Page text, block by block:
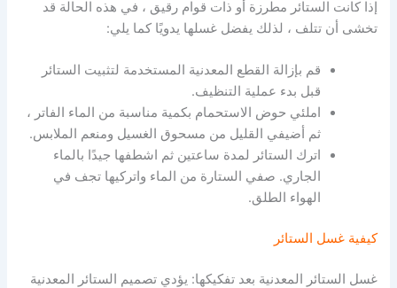
إذا كانت الستائر مطرزة أو ذات قوام رقيق ، في هذه الحالة قد
تخشى أن تتلف ، لذلك يفضل غسلها يدويًا كما يلي:
قم بإزالة القطع المعدنية المستخدمة لتثبيت الستائر
قبل بدء عملية التنظيف.
املئي حوض الاستحمام بكمية مناسبة من الماء الفاتر ،
ثم أضيفي القليل من مسحوق الغسيل ومنعم الملابس.
اترك الستائر لمدة ساعتين ثم اشطفها جيدًا بالماء
الجاري. صفي الستارة من الماء واتركيها تجف في
الهواء الطلق.
كيفية غسل الستائر
غسل الستائر المعدنية بعد تفكيكها: يؤدي تصميم الستائر المعدنية